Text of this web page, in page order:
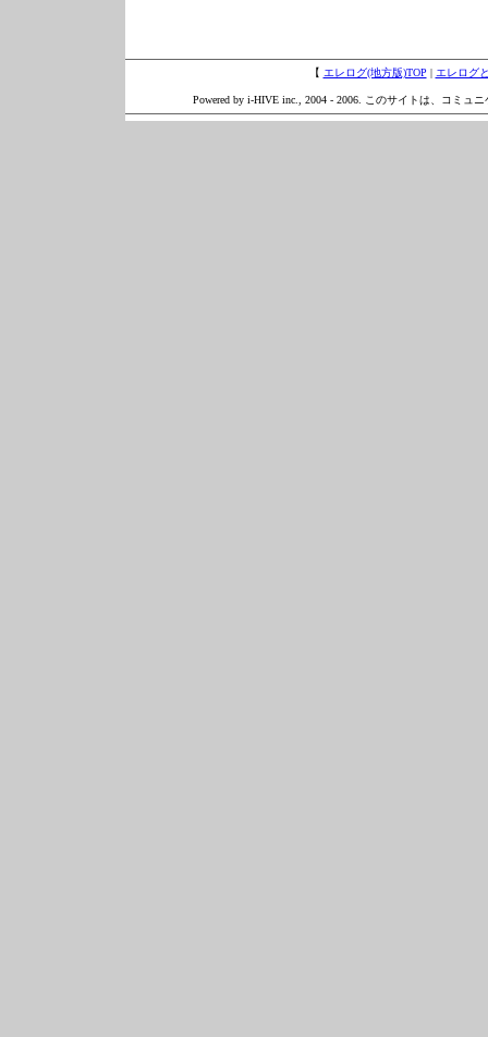
【 エレログ(地方版)TOP | エレログ
Powered by i-HIVE inc., 2004 - 2006. このサイトは、コミュ